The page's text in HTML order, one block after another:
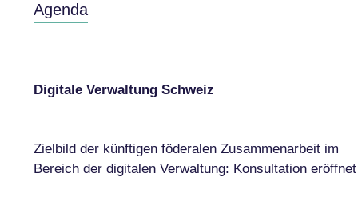
Agenda
Digitale Verwaltung Schweiz
Zielbild der künftigen föderalen Zusammenarbeit im
Bereich der digitalen Verwaltung: Konsultation eröffnet